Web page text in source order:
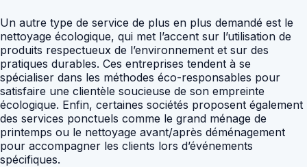
Un autre type de service de plus en plus demandé est le
nettoyage écologique, qui met l’accent sur l’utilisation de
produits respectueux de l’environnement et sur des
pratiques durables. Ces entreprises tendent à se
spécialiser dans les méthodes éco-responsables pour
satisfaire une clientèle soucieuse de son empreinte
écologique. Enfin, certaines sociétés proposent également
des services ponctuels comme le grand ménage de
printemps ou le nettoyage avant/après déménagement
pour accompagner les clients lors d’événements
spécifiques.